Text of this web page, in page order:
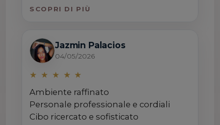
e buona. Servizio molto professionale
SCOPRI DI PIÙ
Jazmin Palacios
04/05/2026
★ ★ ★ ★ ★
Ambiente raffinato
Personale professionale e cordiali
Cibo ricercato e sofisticato